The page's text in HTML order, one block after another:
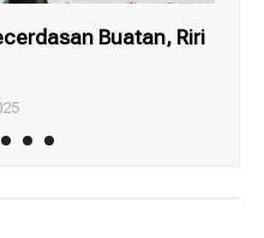
Buatan, Riri